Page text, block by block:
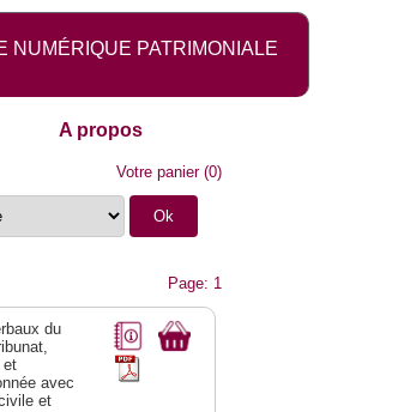
NUMÉRIQUE PATRIMONIALE
A propos
Votre panier(0)
Page: 1
du
et
avec
et